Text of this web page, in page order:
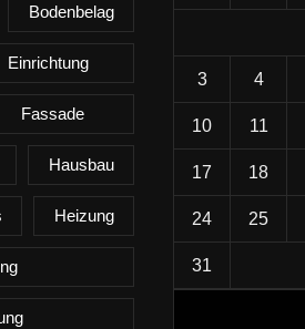
Bodenbelag
Einrichtung
Fassade
Hausbau
Heizung
3 4
10 11
17 18
24 25
31